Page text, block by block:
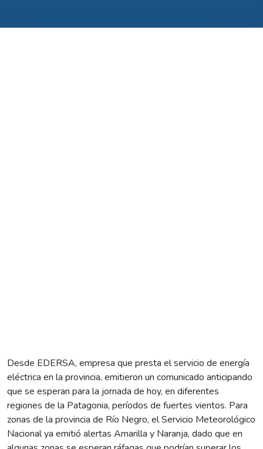
Desde EDERSA, empresa que presta el servicio de energía
eléctrica en la provincia, emitieron un comunicado anticipando
que se esperan para la jornada de hoy, en diferentes
regiones de la Patagonia, períodos de fuertes vientos. Para
zonas de la provincia de Río Negro, el Servicio Meteorológico
Nacional ya emitió alertas Amarilla y Naranja, dado que en